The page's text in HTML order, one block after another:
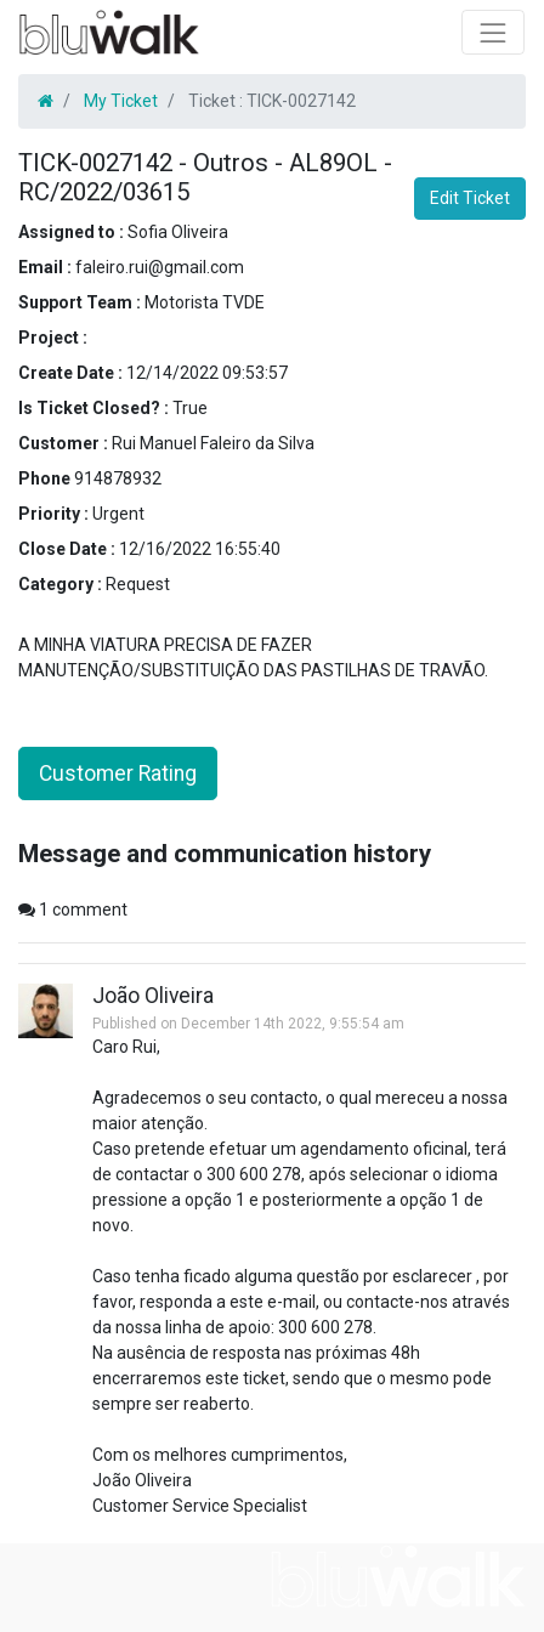
My Ticket Ticket : TICK-0027142
TICK-0027142 - Outros - AL89OL -
RC/2022/03615
Edit Ticket
Assigned to : Sofia Oliveira
Email : faleiro.rui@gmail.com
Support Team : Motorista TVDE
Project :
Create Date : 12/14/2022 09:53:57
Is Ticket Closed? : True
Customer : Rui Manuel Faleiro da Silva
Phone914878932
Priority : Urgent
Close Date : 12/16/2022 16:55:40
Category : Request
A MINHA VIATURA PRECISA DE FAZER
MANUTENÇÃO/SUBSTITUIÇÃO DAS PASTILHAS DE TRAVÃO.
Customer Rating
Message and communication history
1 comment
João Oliveira
Published on December 14th 2022, 9:55:54 am
Caro Rui,
Agradecemos o seu contacto, o qual mereceu a nossa
maior atenção.
Caso pretende efetuar um agendamento oficinal, terá
de contactar o 300 600 278, após selecionar o idioma
pressione a opção 1 e posteriormente a opção 1 de
novo.
Caso tenha ficado alguma questão por esclarecer , por
favor, responda a este e-mail, ou contacte-nos através
da nossa linha de apoio: 300 600 278.
Na ausência de resposta nas próximas 48h
encerraremos este ticket, sendo que o mesmo pode
sempre ser reaberto.
Com os melhores cumprimentos,
João Oliveira
Customer Service Specialist